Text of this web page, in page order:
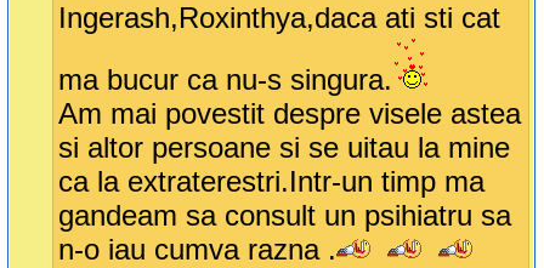
Ingerash,Roxinthya,daca ati sti cat
ma bucur ca nu-s singura.
Am mai povestit despre visele astea
si altor persoane si se uitau la mine
ca la extraterestri.Intr-un timp ma
gandeam sa consult un psihiatru sa
n-o iau cumva razna .